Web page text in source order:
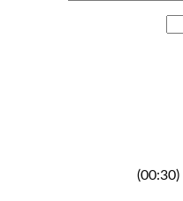
(00:
30
)